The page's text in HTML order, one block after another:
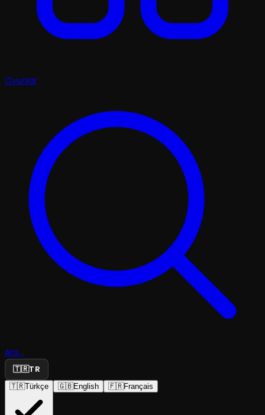
Oyunlar
Ara...
🇹🇷TR
🇹🇷Türkçe 🇬🇧English 🇫🇷Français